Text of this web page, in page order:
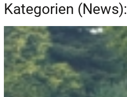
Kategorien (News):